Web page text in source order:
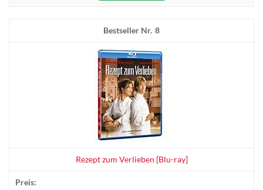
8
Rezept zum Verlieben [Blu-ray]